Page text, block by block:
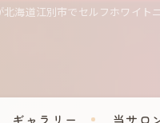
北海道江別市でセルフホワイト
ギャラリー 当サロ